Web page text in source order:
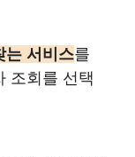
는 서비스를
조회를 선택